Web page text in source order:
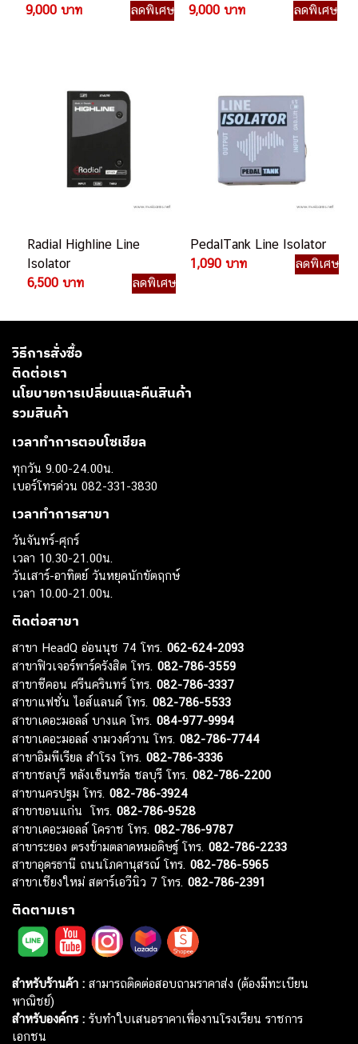
9,000 บาท
ลดพิเศษ
9,000 บาท
ลดพิเศษ
Radial Highline Line
Isolator
6,500 บาท
ลดพิเศษ
PedalTank Line Isolator
1,090 บาท
ลดพิเศษ
วิธีการสั่งซื้อ
ติดต่อเรา
นโยบายการเปลี่ยนและคืนสินค้า
รวมสินค้า
เวลาทำการตอบโซเชียล
ทุกวัน 9.00-24.00น.
เบอร์โทรด่วน 082-331-3830
เวลาทำการสาขา
วันจันทร์-ศุกร์
เวลา 10.30-21.00น.
วันเสาร์-อาทิตย์ วันหยุดนักขัตฤกษ์
เวลา 10.00-21.00น.
ติดต่อสาขา
สาขา HeadQ อ่อนนุช 74 โทร. 062-624-2093
สาขาฟิวเจอร์พาร์ครังสิต โทร. 082-786-3559
สาขาซีคอน ศรีนครินทร์ โทร. 082-786-3337
สาขาแฟชั่น ไอส์แลนด์ โทร. 082-786-5533
สาขาเดอะมอลล์ บางแค โทร. 084-977-9994
สาขาเดอะมอลล์ งามวงศ์วาน โทร. 082-786-7744
สาขาอิมพีเรียล สำโรง โทร. 082-786-3336
สาขาชลบุรี หลังเซ็นทรัล ชลบุรี โทร. 082-786-2200
สาขานครปฐม โทร. 082-786-3924
สาขาขอนแก่น โทร. 082-786-9528
สาขาเดอะมอลล์ โคราช โทร. 082-786-9787
สาขาระยอง ตรงข้ามตลาดหมอดิษฐ์ โทร. 082-786-2233
สาขาอุดรธานี ถนนโภคานุสรณ์ โทร. 082-786-5965
สาขาเชียงใหม่ สตาร์เอวีนิว 7 โทร. 082-786-2391
ติดตามเรา
สำหรับร้านค้า : สามารถติดต่อสอบถามราคาส่ง (ต้องมีทะเบียน
พาณิชย์)
สำหรับองค์กร : รับทำใบเสนอราคาเพื่องานโรงเรียน ราชการ
เอกชน